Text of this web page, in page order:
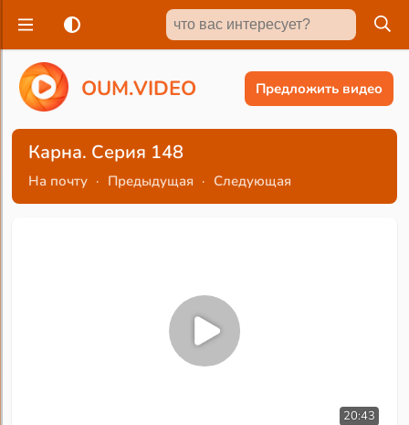
OUM.VIDEO Предложить видео
Карна. Серия 148
На почту · Предыдущая · Следующая
20:43